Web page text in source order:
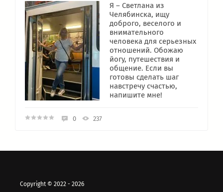
Я – Светлана из
Челябинска, ищу
доброго, веселого и
внимательного
человека для серьезных
отношений. Обожаю
йогу, путешествия и
общение. Если вы
готовы сделать шаг
навстречу счастью,
напишите мне!
0 237
Copyright © 2022 - 2026